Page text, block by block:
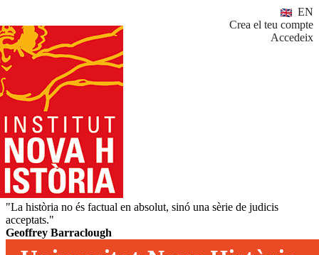
EN
Crea el teu compte
Accedeix
"La història no és factual en absolut, sinó una sèrie de judicis
acceptats."
Geoffrey Barraclough